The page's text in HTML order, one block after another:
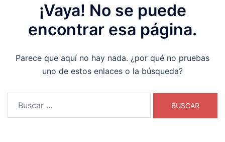
¡Vaya! No se puede
encontrar esa página.
Parece que aquí no hay nada. ¿por qué no pruebas
uno de estos enlaces o la búsqueda?